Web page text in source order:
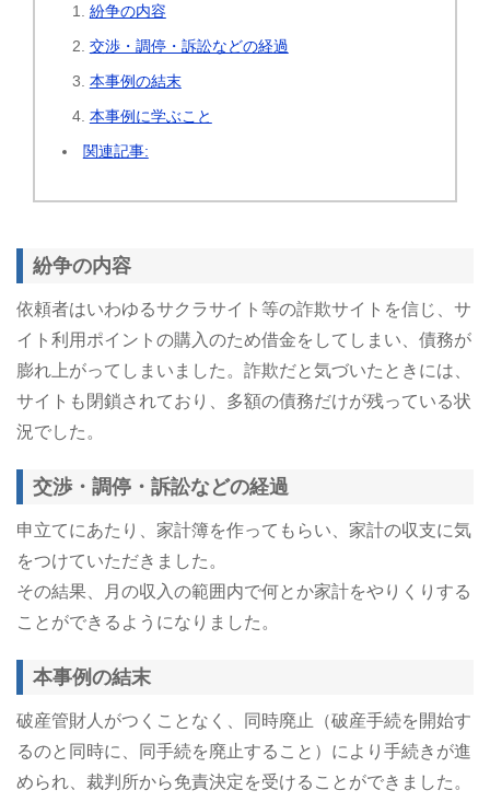
紛争の内容
交渉・調停・訴訟などの経過
本事例の結末
本事例に学ぶこと
関連記事:
紛争の内容
依頼者はいわゆるサクラサイト等の詐欺サイトを信じ、サ
イト利用ポイントの購入のため借金をしてしまい、債務が
膨れ上がってしまいました。詐欺だと気づいたときには、
サイトも閉鎖されており、多額の債務だけが残っている状
況でした。
交渉・調停・訴訟などの経過
申立てにあたり、家計簿を作ってもらい、家計の収支に気
をつけていただきました。
その結果、月の収入の範囲内で何とか家計をやりくりする
ことができるようになりました。
本事例の結末
破産管財人がつくことなく、同時廃止（破産手続を開始す
るのと同時に、同手続を廃止すること）により手続きが進
められ、裁判所から免責決定を受けることができました。